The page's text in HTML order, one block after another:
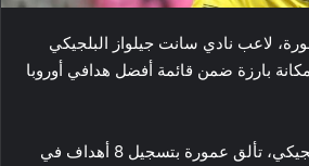
لاعب نادي سانت جيلواز البلجيكي
بارزة ضمن قائمة أفضل هدافي أوروبا
حسب موقع والفوت البلجيكي، تألق عمورة بتسجيل 8 أهداف في